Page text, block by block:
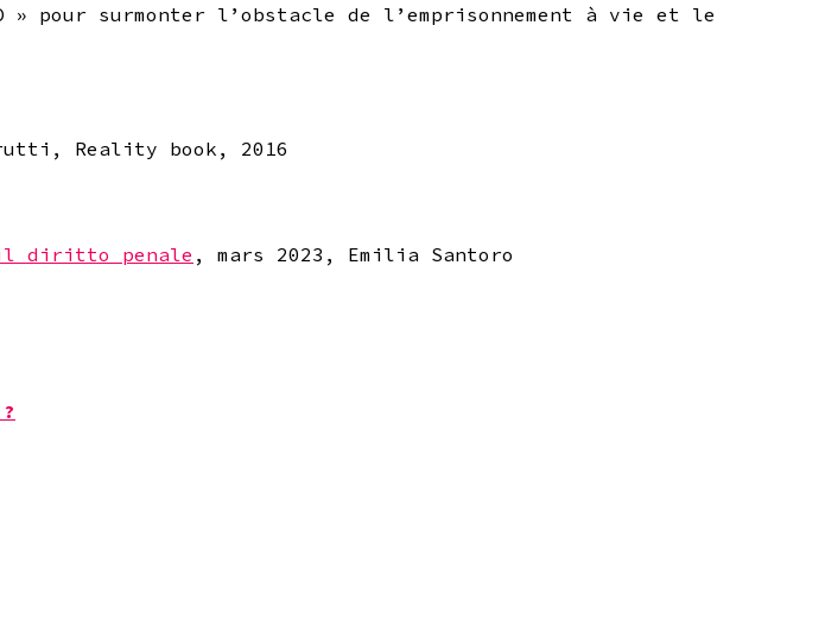
pour surmonter l’obstacle de l’emprisonnement à vie et le
Reality book, 2016
diritto penale , mars 2023, Emilia Santoro